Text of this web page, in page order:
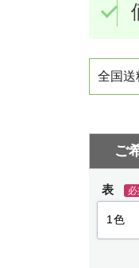
全国送
表